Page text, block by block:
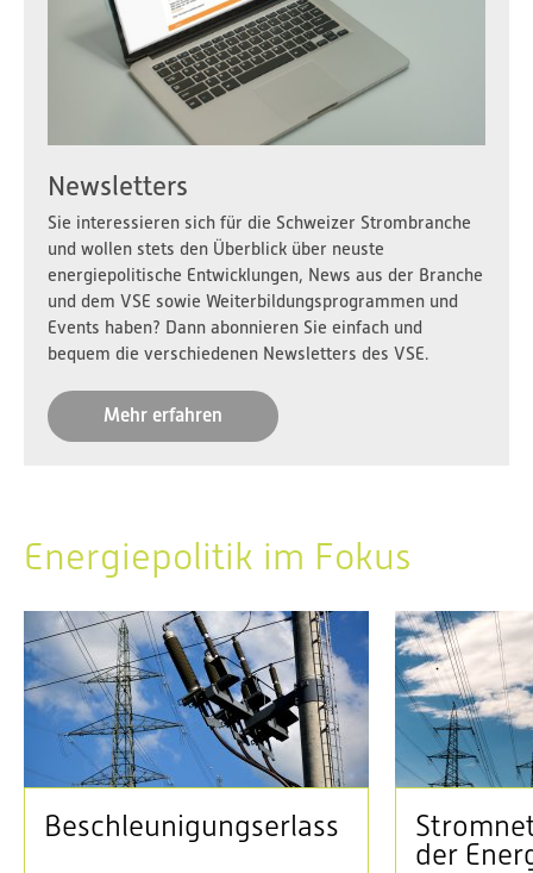
Newsletters
Sie interessieren sich für die Schweizer Strombranche
und wollen stets den Überblick über neuste
energiepolitische Entwicklungen, News aus der Branche
und dem VSE sowie Weiterbildungsprogrammen und
Events haben? Dann abonnieren Sie einfach und
bequem die verschiedenen Newsletters des VSE.
Mehr erfahren
Energiepolitik im Fokus
Beschleunigungserlass
der